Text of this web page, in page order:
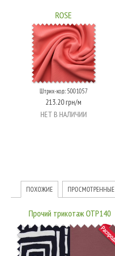
ROSE
Штрих-код: 5001057
213.20 грн/м
НЕТ В НАЛИЧИИ
ПОХОЖИЕ ПРОСМОТРЕННЫЕ
Прочий трикотаж OTP140